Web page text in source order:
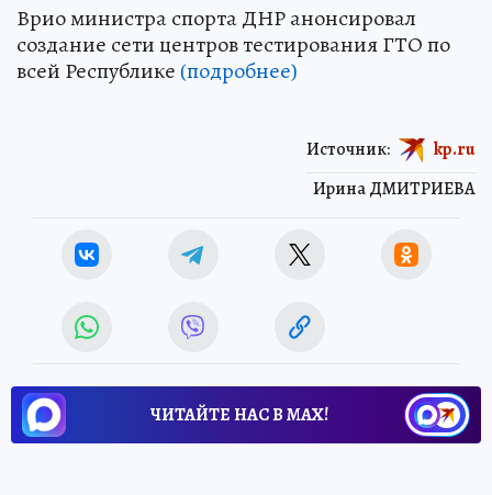
Врио министра спорта ДНР анонсировал
создание сети центров тестирования ГТО по
всей Республике (подробнее)
Ирина ДМИТРИЕВА
Источник: kp.ru
ЧИТАЙТЕ НАС В МАХ!